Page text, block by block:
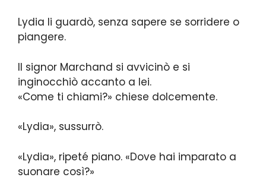
Lydia li guardò, senza sapere se sorridere o
piangere.
Il signor Marchand si avvicinò e si
inginocchiò accanto a lei.
«Come ti chiami?» chiese dolcemente.
«Lydia», sussurrò.
«Lydia», ripeté piano. «Dove hai imparato a
suonare così?»